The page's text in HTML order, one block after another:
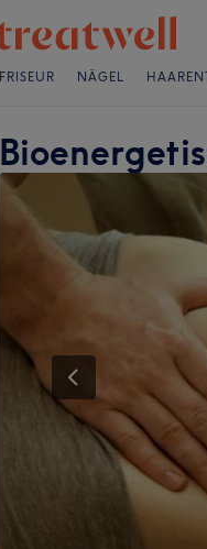
FRISEUR NÄGEL